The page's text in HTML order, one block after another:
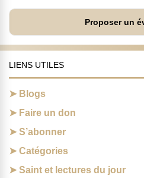
Proposer un
LIENS UTILES
Blogs
Faire un don
S’abonner
Catégories
Saint et lectures du jour